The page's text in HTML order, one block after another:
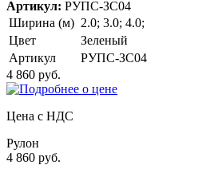
Артикул: РУПС-ЗС04
Ширина (м) 2.0; 3.0; 4.0;
Цвет
Зеленый
Артикул
РУПС-ЗС04
4 860 руб.
Цена с НДС
Рулон
4 860 руб.